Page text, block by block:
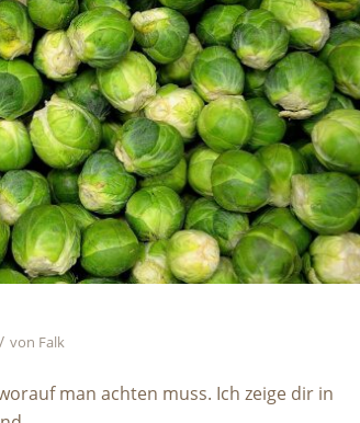
/ von Falk
man achten muss. Ich zeige dir in